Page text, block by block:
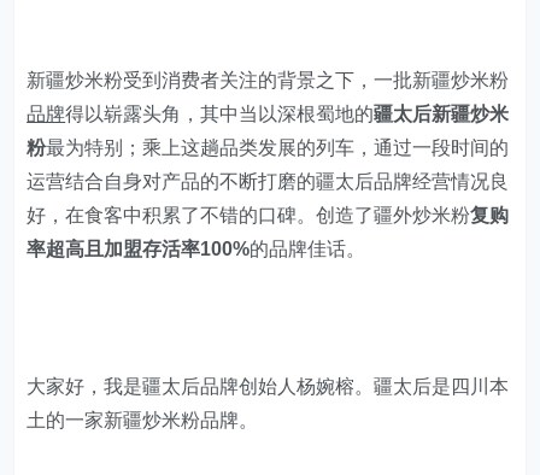
新疆炒米粉受到消费者关注的背景之下，一批新疆炒米粉
品牌得以崭露头角，其中当以深根蜀地的疆太后新疆炒米
粉最为特别；乘上这趟品类发展的列车，通过一段时间的
运营结合自身对产品的不断打磨的疆太后品牌经营情况良
好，在食客中积累了不错的口碑。创造了疆外炒米粉复购
率超高且加盟存活率100%的品牌佳话。
大家好，我是疆太后品牌创始人杨婉榕。疆太后是四川本
土的一家新疆炒米粉品牌。